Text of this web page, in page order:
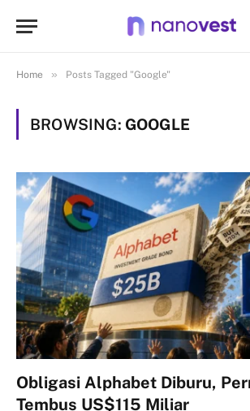
Home » Posts Tagged "Google"
BROWSING: GOOGLE
Obligasi Alphabet Diburu,
Tembus US$115 Miliar